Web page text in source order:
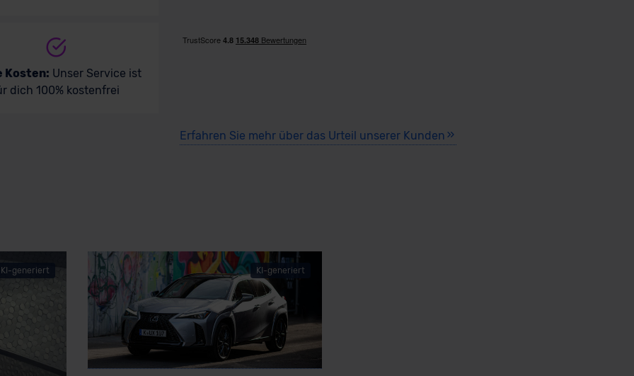
Kosten: Unser Service ist
dich 100% kostenfrei
Erfahren Sie mehr über das Urteil unserer Kunden
KI-generiert KI-generiert